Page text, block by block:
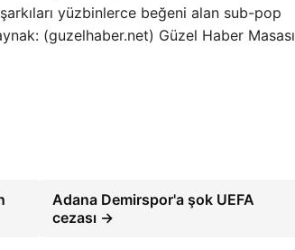
yüzbinlerce beğeni alan sub-pop
(guzelhaber.net) Güzel Haber Masası
Adana Demirspor'a şok UEFA
cezası →